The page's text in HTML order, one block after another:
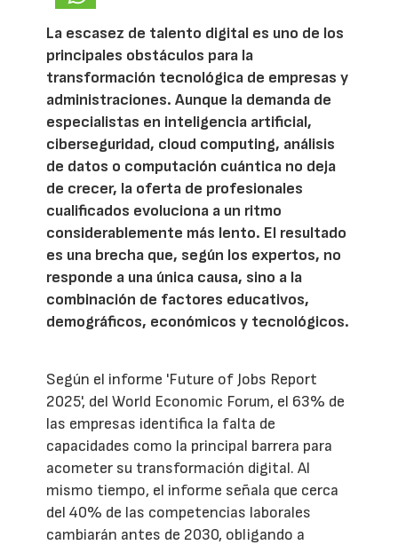
La escasez de talento digital es uno de los
principales obstáculos para la
transformación tecnológica de empresas y
administraciones. Aunque la demanda de
especialistas en inteligencia artificial,
ciberseguridad, cloud computing, análisis
de datos o computación cuántica no deja
de crecer, la oferta de profesionales
cualificados evoluciona a un ritmo
considerablemente más lento. El resultado
es una brecha que, según los expertos, no
responde a una única causa, sino a la
combinación de factores educativos,
demográficos, económicos y tecnológicos.
Según el informe 'Future of Jobs Report
2025', del World Economic Forum, el 63% de
las empresas identifica la falta de
capacidades como la principal barrera para
acometer su transformación digital. Al
mismo tiempo, el informe señala que cerca
del 40% de las competencias laborales
cambiarán antes de 2030, obligando a